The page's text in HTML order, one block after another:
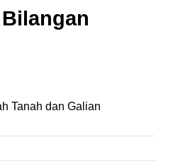
Tanah dan Galian